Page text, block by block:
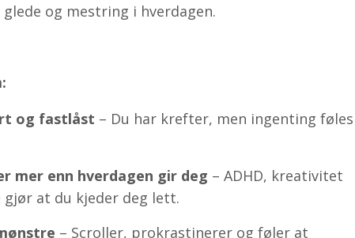
og mestring i hverdagen.
og fastlåst – Du har krefter, men ingenting føles
mer enn hverdagen gir deg – ADHD, kreativitet
at du kjeder deg lett.
– Scroller, prokrastinerer og føler at